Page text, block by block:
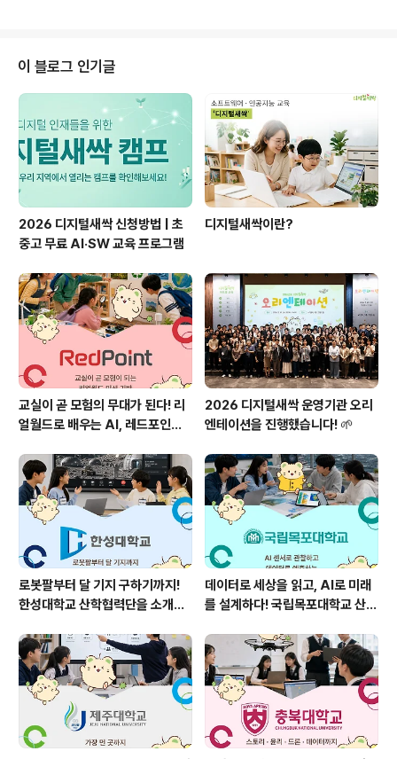
'아두이노로 식물 키워봐요!’ 와 ‘엔트리로 자동 자동차 코
딩해 봐요!’ 현장을 다녀왔어요! 가천대학교 디지털새싹 캠
프에 참여한 학생들과 학부모님들의 인터뷰 함께 읽어봐
요! / 윤필영, 최현호 학생 인터뷰 오늘의 배움을 성장과 자
기 계발의 원동력으로 삼겠다는 윤필영, 최현호 학생의 인
터뷰입니다. Q. 안녕하세요, 자기소..
이 블로그 인기글
2026 디지털새싹 신청방법 | 초
중고 무료 AI·SW 교육 프로그램
디지털새싹이란?
교실이 곧 모험의 무대가 된다! 리
얼월드로 배우는 AI, 레드포인트
2026 디지털새싹 운영기관 오리
엔테이션을 진행했습니다! 🌱
로봇팔부터 달 기지 구하기까지!
한성대학교 산학협력단을 소개합
데이터로 세상을 읽고, AI로 미래
를 설계하다! 국립목포대학교 산학